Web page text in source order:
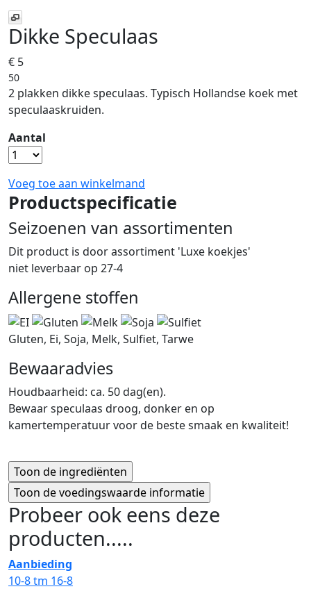
Dikke Speculaas
€ 5
50
2 plakken dikke speculaas. Typisch Hollandse koek met
speculaaskruiden.
Aantal
Voeg toe aan winkelmand
Productspecificatie
Seizoenen van assortimenten
Dit product is door assortiment 'Luxe koekjes'
niet leverbaar op 27-4
Allergene stoffen
Gluten, Ei, Soja, Melk, Sulfiet, Tarwe
Bewaaradvies
Houdbaarheid: ca. 50 dag(en).
Bewaar speculaas droog, donker en op
kamertemperatuur voor de beste smaak en kwaliteit!
Probeer ook eens deze
producten.....
Aanbieding
10-8 tm 16-8